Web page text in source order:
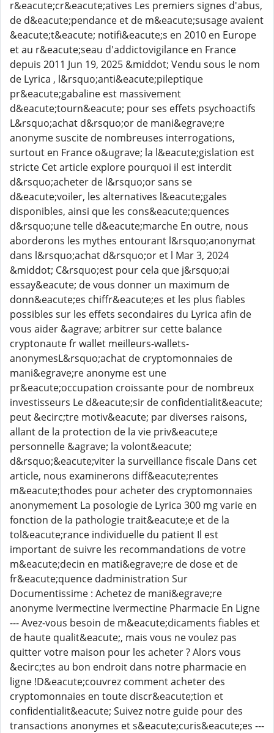
r&eacute;cr&eacute;atives Les premiers signes d'abus,
de d&eacute;pendance et de m&eacute;susage avaient
&eacute;t&eacute; notifi&eacute;s en 2010 en Europe
et au r&eacute;seau d'addictovigilance en France
depuis 2011 Jun 19, 2025 &middot; Vendu sous le nom
de Lyrica , l&rsquo;anti&eacute;pileptique
pr&eacute;gabaline est massivement
d&eacute;tourn&eacute; pour ses effets psychoactifs
L&rsquo;achat d&rsquo;or de mani&egrave;re
anonyme suscite de nombreuses interrogations,
surtout en France o&ugrave; la l&eacute;gislation est
stricte Cet article explore pourquoi il est interdit
d&rsquo;acheter de l&rsquo;or sans se
d&eacute;voiler, les alternatives l&eacute;gales
disponibles, ainsi que les cons&eacute;quences
d&rsquo;une telle d&eacute;marche En outre, nous
aborderons les mythes entourant l&rsquo;anonymat
dans l&rsquo;achat d&rsquo;or et l Mar 3, 2024
&middot; C&rsquo;est pour cela que j&rsquo;ai
essay&eacute; de vous donner un maximum de
donn&eacute;es chiffr&eacute;es et les plus fiables
possibles sur les effets secondaires du Lyrica afin de
vous aider &agrave; arbitrer sur cette balance
cryptonaute fr wallet meilleurs-wallets-
anonymesL&rsquo;achat de cryptomonnaies de
mani&egrave;re anonyme est une
pr&eacute;occupation croissante pour de nombreux
investisseurs Le d&eacute;sir de confidentialit&eacute;
peut &ecirc;tre motiv&eacute; par diverses raisons,
allant de la protection de la vie priv&eacute;e
personnelle &agrave; la volont&eacute;
d&rsquo;&eacute;viter la surveillance fiscale Dans cet
article, nous examinerons diff&eacute;rentes
m&eacute;thodes pour acheter des cryptomonnaies
anonymement La posologie de Lyrica 300 mg varie en
fonction de la pathologie trait&eacute;e et de la
tol&eacute;rance individuelle du patient Il est
important de suivre les recommandations de votre
m&eacute;decin en mati&egrave;re de dose et de
fr&eacute;quence dadministration Sur
Documentissime : Achetez de mani&egrave;re
anonyme Ivermectine Ivermectine Pharmacie En Ligne
--- Avez-vous besoin de m&eacute;dicaments fiables et
de haute qualit&eacute;, mais vous ne voulez pas
quitter votre maison pour les acheter ? Alors vous
&ecirc;tes au bon endroit dans notre pharmacie en
ligne !D&eacute;couvrez comment acheter des
cryptomonnaies en toute discr&eacute;tion et
confidentialit&eacute; Suivez notre guide pour des
transactions anonymes et s&eacute;curis&eacute;es ---